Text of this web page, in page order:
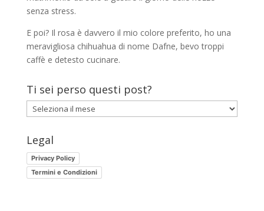
senza stress.
E poi? Il rosa è davvero il mio colore preferito, ho una
meravigliosa chihuahua di nome Dafne, bevo troppi
caffè e detesto cucinare.
Ti sei perso questi post?
sei
questi
post?
Legal
Privacy Policy
Termini e Condizioni